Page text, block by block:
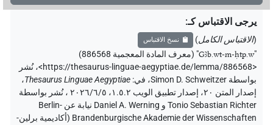
يرجى الاقتباس كـ:
(الاقتباس الكامل) نسخ الاقتباس
"
Gꜣb.wt-m-ḥtp.w
"
(معرف المادة المعجمية 886568)
<https://thesaurus-linguae-aegyptiae.de/lemma/886568>
،نُشر
بواسطة Simon D. Schweitzer
، في:
Thesaurus Linguae Aegyptiae،
إصدار المتن ٢٠، إصدار تطبيق الويب ۱.٥.٢، ٢٠٢٦/٦/٥ ، نُشر بواسطة
Tonio Sebastian Richter و Daniel A. Werning نيابة عن Berlin-
Brandenburgische Akademie der Wissenschaften (أكاديمية برلين-